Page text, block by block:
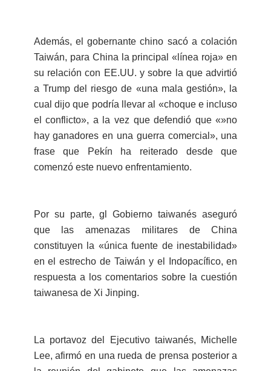
Además, el gobernante chino sacó a colación
Taiwán, para China la principal «línea roja» en
su relación con EE.UU. y sobre la que advirtió
a Trump del riesgo de «una mala gestión», la
cual dijo que podría llevar al «choque e incluso
el conflicto», a la vez que defendió que «»no
hay ganadores en una guerra comercial», una
frase que Pekín ha reiterado desde que
comenzó este nuevo enfrentamiento.
Por su parte, gl Gobierno taiwanés aseguró
que las amenazas militares de China
constituyen la «única fuente de inestabilidad»
en el estrecho de Taiwán y el Indopacífico, en
respuesta a los comentarios sobre la cuestión
taiwanesa de Xi Jinping.
La portavoz del Ejecutivo taiwanés, Michelle
Lee, afirmó en una rueda de prensa posterior a